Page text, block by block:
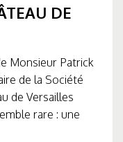
DE
Monsieur Patrick
de la Société
de Versailles
rare : une